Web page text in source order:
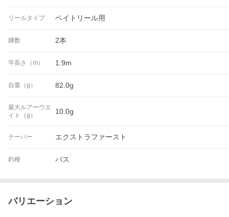
リールタイプ ベイトリール用
継数 2本
竿長さ（m） 1.9m
自重（g） 82.0g
最大ルアーウエ
イト（g）
10.0g
テーパー エクストラファースト
釣種 バス
バリエーション